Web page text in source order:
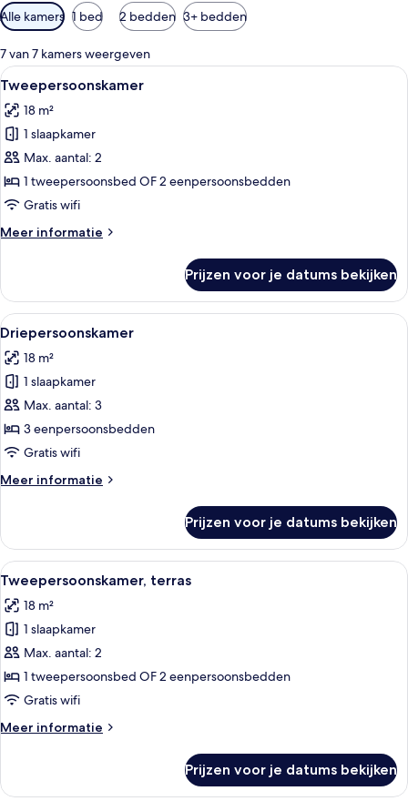
Beschikbare
filters
voor
kamers
Alle kamers 1 bed 2 bedden 3+ bedden
7 van 7 kamers weergeven
Alle
foto's
voor
Tweepersoonskamer
laden
Een hotelkamer met een
4
Tweepersoonskamer
18 m²
1 slaapkamer
Max. aantal: 2
1 tweepersoonsbed OF 2 eenpersoonsbedden
Gratis wifi
Meer informatie
Meer
Prijzen voor je datums bekijken
Alle
foto's
voor
Driepersoonskamer
laden
Een hotelkamer met een groot bed,
3
Driepersoonskamer
18 m²
1 slaapkamer
Max. aantal: 3
3 eenpersoonsbedden
Gratis wifi
Meer informatie
Meer
Prijzen voor je datums bekijken
Alle
foto's
voor
Tweepersoonskamer,
terras
laden
Een moderne hotelkamer met een
2
Tweepersoonskamer, terras
18 m²
1 slaapkamer
Max. aantal: 2
1 tweepersoonsbed OF 2 eenpersoonsbedden
Gratis wifi
Meer informatie
Meer
terras
Prijzen voor je datums bekijken